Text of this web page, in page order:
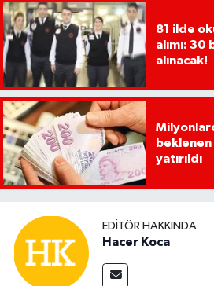
81 ilde
alımı:
alınacak!
yatırıldı
EDITÖR HAKKINDA
Hacer Koca